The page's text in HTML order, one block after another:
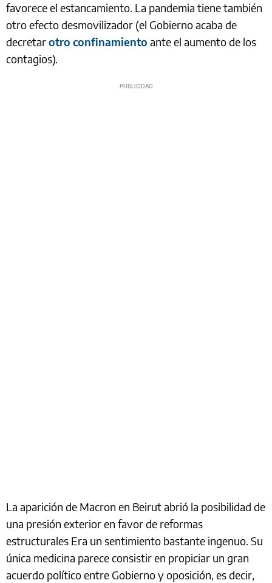
favorece el estancamiento. La pandemia tiene también
otro efecto desmovilizador (el Gobierno acaba de
decretarotro confinamiento ante el aumento de los
contagios).
La aparición de Macron en Beirut abrió la posibilidad de
una presión exterior en favor de reformas
estructurales Era un sentimiento bastante ingenuo. Su
única medicina parece consistir en propiciar un gran
acuerdo político entre Gobierno y oposición, es decir,